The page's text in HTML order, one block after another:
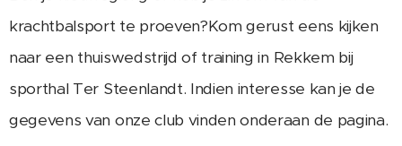
krachtbalsport te proeven?Kom gerust eens kijken
naar een thuiswedstrijd of training in Rekkem bij
sporthal Ter Steenlandt. Indien interesse kan je de
gegevens van onze club vinden onderaan de pagina.